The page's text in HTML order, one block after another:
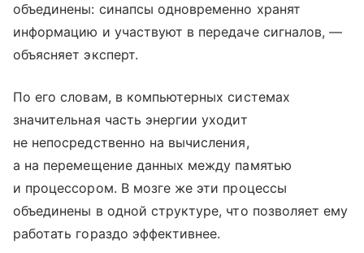
объединены: синапсы одновременно хранят
информацию и участвуют в передаче сигналов, —
объясняет эксперт.
По его словам, в компьютерных системах
значительная часть энергии уходит
не непосредственно на вычисления,
а на перемещение данных между памятью
и процессором. В мозге же эти процессы
объединены в одной структуре, что позволяет ему
работать гораздо эффективнее.